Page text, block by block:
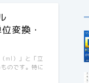
変換・
ml）」と「立
のです。特に